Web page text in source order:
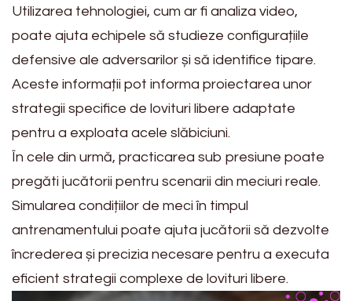
Utilizarea tehnologiei, cum ar fi analiza video,
poate ajuta echipele să studieze configurațiile
defensive ale adversarilor și să identifice tipare.
Aceste informații pot informa proiectarea unor
strategii specifice de lovituri libere adaptate
pentru a exploata acele slăbiciuni.
În cele din urmă, practicarea sub presiune poate
pregăti jucătorii pentru scenarii din meciuri reale.
Simularea condițiilor de meci în timpul
antrenamentului poate ajuta jucătorii să dezvolte
încrederea și precizia necesare pentru a executa
eficient strategii complexe de lovituri libere.